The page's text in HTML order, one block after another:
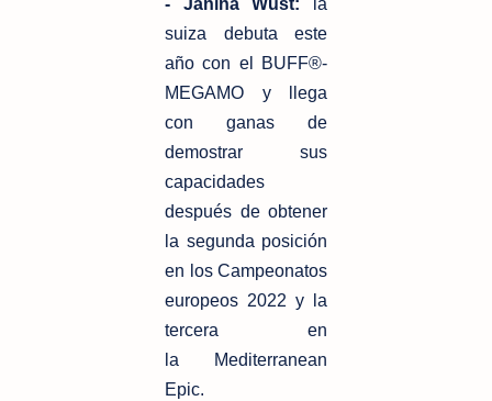
- Janina Wüst: la
suiza debuta este
año con el BUFF®-
MEGAMO y llega
con ganas de
demostrar sus
capacidades
después de obtener
la segunda posición
en los Campeonatos
europeos 2022 y la
tercera en
la
Mediterranean
Epic.